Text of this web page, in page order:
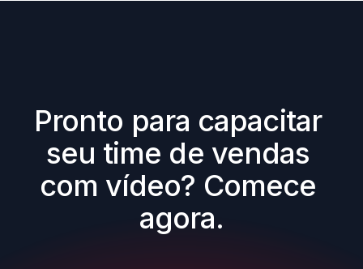
Pronto para capacitar
seu time de vendas
com vídeo? Comece
agora.